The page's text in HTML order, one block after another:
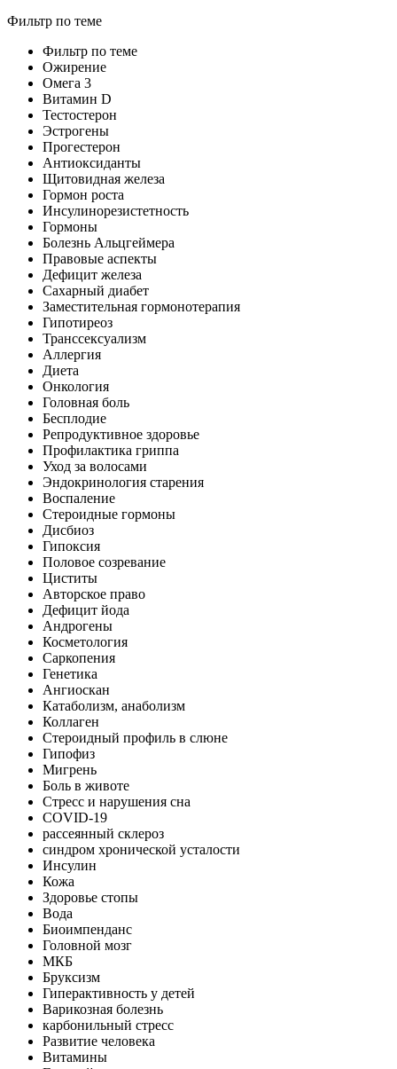
Фильтр по теме
Фильтр по теме
Ожирение
Омега 3
Витамин D
Тестостерон
Эстрогены
Прогестерон
Антиоксиданты
Щитовидная железа
Гормон роста
Инсулинорезистетность
Гормоны
Болезнь Альцгеймера
Правовые аспекты
Дефицит железа
Сахарный диабет
Заместительная гормонотерапия
Гипотиреоз
Транссексуализм
Аллергия
Диета
Онкология
Головная боль
Бесплодие
Репродуктивное здоровье
Профилактика гриппа
Уход за волосами
Эндокринология старения
Воспаление
Стероидные гормоны
Дисбиоз
Гипоксия
Половое созревание
Циститы
Авторское право
Дефицит йода
Андрогены
Косметология
Саркопения
Генетика
Ангиоскан
Катаболизм, анаболизм
Коллаген
Стероидный профиль в слюне
Гипофиз
Мигрень
Боль в животе
Стресс и нарушения сна
COVID-19
рассеянный склероз
синдром хронической усталости
Инсулин
Кожа
Здоровье стопы
Вода
Биоимпенданс
Головной мозг
МКБ
Бруксизм
Гиперактивность у детей
Варикозная болезнь
карбонильный стресс
Развитие человека
Витамины